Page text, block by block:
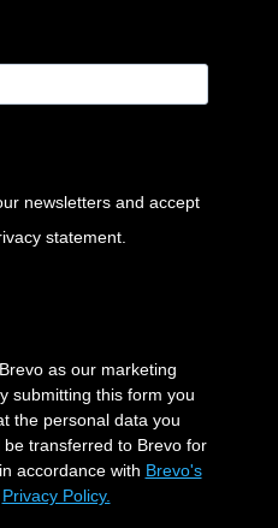
newsletters and accept
statement.
as our marketing
submitting this form you
the personal data you
be transferred to Brevo for
accordance with Brevo's
Privacy Policy.